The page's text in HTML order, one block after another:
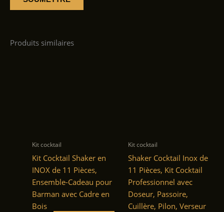
Produits similaires
Kit cocktail
Kit Cocktail Shaker en
INOX de 11 Pièces,
Ensemble-Cadeau pour
Barman avec Cadre en
Bois
Kit cocktail
Shaker Cocktail Inox de
11 Pièces, Kit Cocktail
Professionnel avec
Doseur, Passoire,
Cuillère, Pilon, Verseur